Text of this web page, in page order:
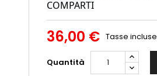
COMPARTI
36,00 € Tasse incluse
Quantità